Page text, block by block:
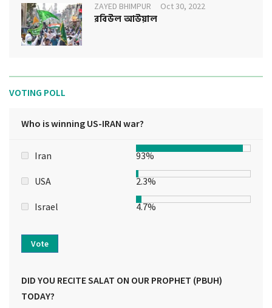
ZAYED BHIMPUR Oct 30, 2022
রবিউল আউয়াল
VOTING POLL
Who is winning US-IRAN war?
Iran 93%
USA 2.3%
Israel 4.7%
Vote
DID YOU RECITE SALAT ON OUR PROPHET (PBUH)
TODAY?